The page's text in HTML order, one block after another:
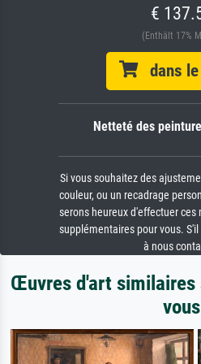
€
(Enthält 17%
dans le
Netteté des
Si vous souhaitez des
couleur, ou un recadrage
serons heureux d'effectuer
supplémentaires pour vous.
à nous
Œuvres d'art similaires
vous